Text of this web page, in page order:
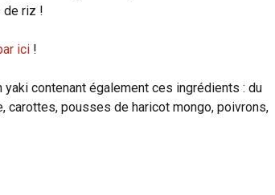
de riz !
ici !
yaki contenant également ces ingrédients : du
carottes, pousses de haricot mongo, poivrons,